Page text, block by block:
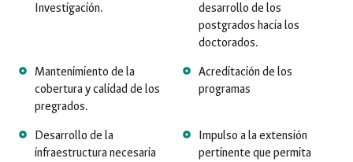
Investigación.
desarrollo de los
postgrados hacia los
doctorados.
Mantenimiento de la
cobertura y calidad de los
pregrados.
Acreditación de los
programas
Desarrollo de la
infraestructura necesaria
Impulso a la extensión
pertinente que permita